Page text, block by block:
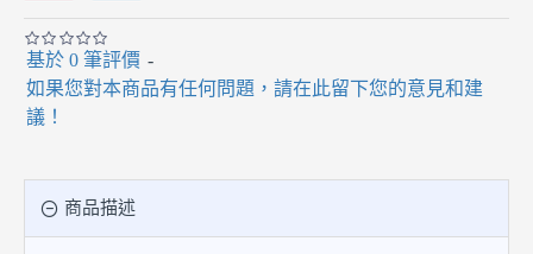
基於 0 筆評價 -
如果您對本商品有任何問題，請在此留下您的意見和建
議！
商品描述